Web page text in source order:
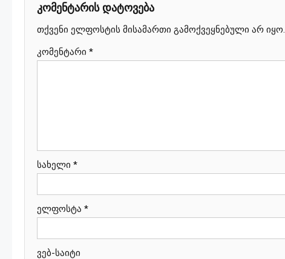
კომენტარის დატოვება
თქვენი ელფოსტის მისამართი გამოქვეყნებული არ იყო.
კომენტარი *
სახელი *
ელფოსტა *
ვებ-საიტი